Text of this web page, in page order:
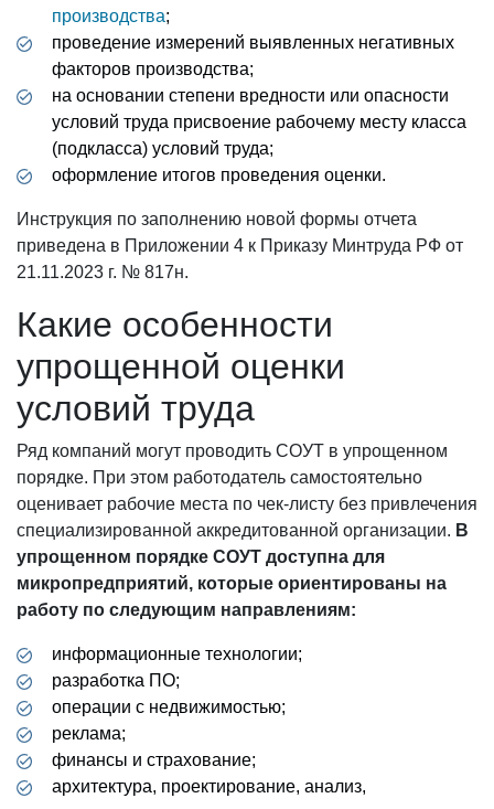
производства;
проведение измерений выявленных негативных
факторов производства;
на основании степени вредности или опасности
условий труда присвоение рабочему месту класса
(подкласса) условий труда;
оформление итогов проведения оценки.
Инструкция по заполнению новой формы отчета
приведена в Приложении 4 к Приказу Минтруда РФ от
21.11.2023 г. № 817н.
Какие особенности
упрощенной оценки
условий труда
Ряд компаний могут проводить СОУТ в упрощенном
порядке. При этом работодатель самостоятельно
оценивает рабочие места по чек-листу без привлечения
специализированной аккредитованной организации. В
упрощенном порядке СОУТ доступна для
микропредприятий, которые ориентированы на
работу по следующим направлениям:
информационные технологии;
разработка ПО;
операции с недвижимостью;
реклама;
финансы и страхование;
архитектура, проектирование, анализ,